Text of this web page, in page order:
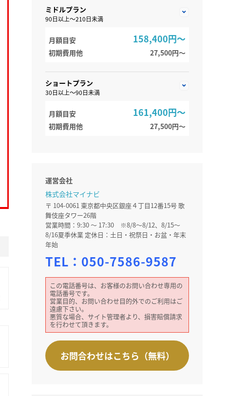
ミドルプラン
90日以上～210日未満
月額目安 158,400円～
初期費用他 27,500円〜
ショートプラン
30日以上～90日未満
月額目安 161,400円～
初期費用他 27,500円〜
運営会社
株式会社マイナビ
〒 104-0061 東京都中央区銀座４丁目12番15号 歌
舞伎座タワー26階
営業時間：9:30 ～ 17:30 ※8/8～8/12、8/15～
8/16夏季休業 定休日：土日・祝祭日・お盆・年末
年始
TEL： 050-7586-9587
この電話番号は、お客様のお問い合わせ専用の
電話番号です。
営業目的、お問い合わせ目的外でのご利用はご
遠慮下さい。
悪質な場合、サイト管理者より、損害賠償請求
を行わせて頂きます。
お問合わせはこちら（無料）